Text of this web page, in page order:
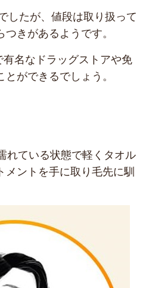
したが、値段は取り扱って
きがあるようです。
名なドラッグストアや免
ができるでしょう。
れている状態で軽くタオル
メントを手に取り毛先に馴